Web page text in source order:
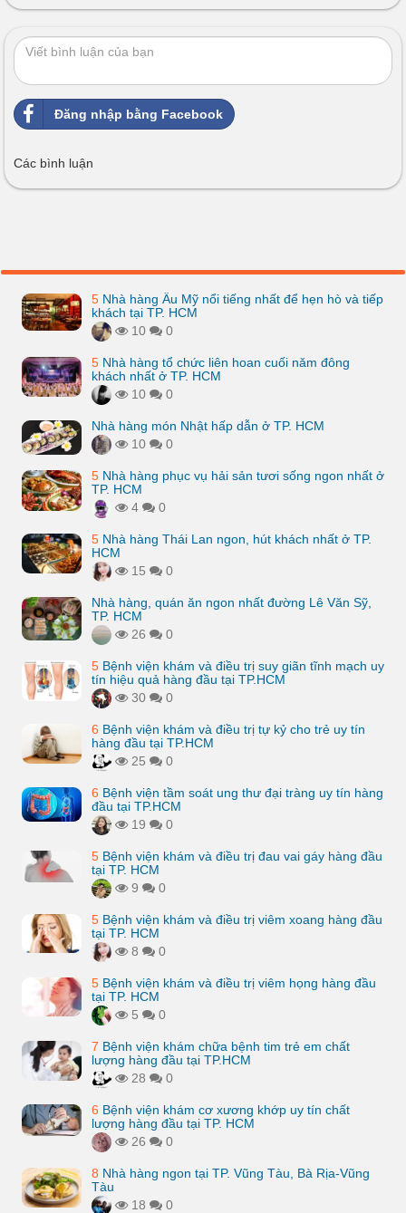
Đăng nhập bằng Facebook
Các bình luận
5 Nhà hàng Âu Mỹ nổi tiếng nhất để hẹn hò và tiếp
khách tại TP. HCM
10
0
5 Nhà hàng tổ chức liên hoan cuối năm đông
khách nhất ở TP. HCM
10
0
Nhà hàng món Nhật hấp dẫn ở TP. HCM
10
0
5 Nhà hàng phục vụ hải sản tươi sống ngon nhất ở
TP. HCM
4
0
5 Nhà hàng Thái Lan ngon, hút khách nhất ở TP.
HCM
15
0
Nhà hàng, quán ăn ngon nhất đường Lê Văn Sỹ,
TP. HCM
26
0
5 Bệnh viện khám và điều trị suy giãn tĩnh mạch uy
tín hiệu quả hàng đầu tại TP.HCM
30
0
6 Bệnh viện khám và điều trị tự kỷ cho trẻ uy tín
hàng đầu tại TP.HCM
25
0
6 Bệnh viện tầm soát ung thư đại tràng uy tín hàng
đầu tại TP.HCM
19
0
5 Bệnh viện khám và điều trị đau vai gáy hàng đầu
tại TP. HCM
9
0
5 Bệnh viện khám và điều trị viêm xoang hàng đầu
tại TP. HCM
8
0
5 Bệnh viện khám và điều trị viêm họng hàng đầu
tại TP. HCM
5
0
7 Bệnh viện khám chữa bệnh tim trẻ em chất
lượng hàng đầu tại TP.HCM
28
0
6 Bệnh viện khám cơ xương khớp uy tín chất
lượng hàng đầu tại TP. HCM
26
0
8 Nhà hàng ngon tại TP. Vũng Tàu, Bà Rịa-Vũng
Tàu
18
0